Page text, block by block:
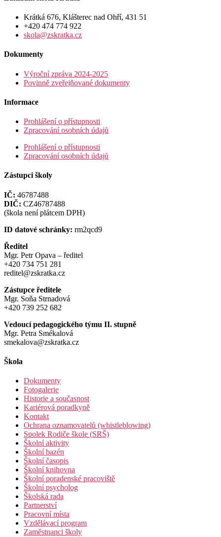
Krátká 676, Klášterec nad Ohří, 431 51
+420 474 774 922
skola@zskratka.cz
Dokumenty
Výroční zpráva 2024-2025
Povinně zveřejňované dokumenty
Informace
Prohlášení o přístupnosti
Zpracování osobních údajů
Prohlášení o přístupnosti
Zpracování osobních údajů
Zástupci školy
IČ: 46787488
DIČ: CZ46787488
(škola není plátcem DPH)
ID datové schránky: rm2qcd9
Ředitel
Mgr. Petr Opava – ředitel
+420 734 751 281
reditel@zskratka.cz
Zástupce ředitele
Mgr. Soňa Strnadová
+420 739 252 682
Vedoucí pedagogického týmu II. stupně
Mgr. Petra Smékalová
smekalova@zskratka.cz
Škola
Dokumenty
Fotogalerie
Historie a současnost
Kariérová poradkyně
Kontakt
Ochrana oznamovatelů (whistleblowing)
Spolek Rodiče škole (SRŠ)
Školní aktivity
Školní bazén
Školní časopis
Školní knihovna
Školní poradenské pracoviště
Školní psycholog
Školská rada
Partnerství
Pracovní místa
Vzdělávací program
Zaměstnanci školy